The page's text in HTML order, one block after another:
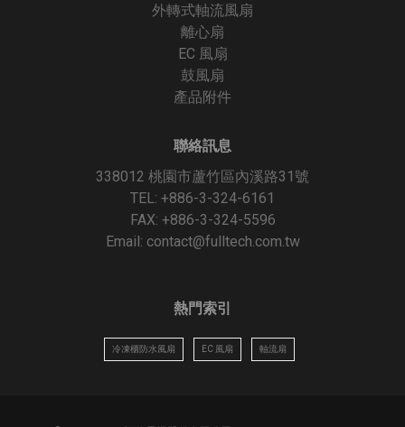
外轉式軸流風扇
離心扇
EC 風扇
鼓風扇
產品附件
聯絡訊息
338012 桃園市蘆竹區內溪路31號
TEL: +886-3-324-6161
FAX: +886-3-324-5596
Email: contact@fulltech.com.tw
熱門索引
冷凍櫃防水風扇 EC 風扇 軸流扇